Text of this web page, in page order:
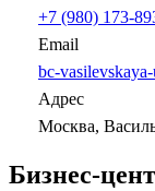
+7 (980) 173-
Email
bc-
Адрес
Москва,
Бизнес-